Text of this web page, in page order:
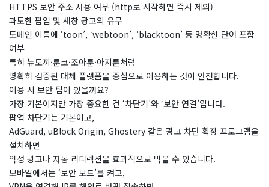
HTTPS 보안 주소 사용 여부 (http로 시작하면 즉시 제외)
과도한 팝업 및 새창 광고의 유무
도메인 이름에 ‘toon’, ‘webtoon’, ‘blacktoon’ 등 명확한 단어 포함
여부
특히 뉴토끼·툰코·조아툰·아지툰처럼
명확히 검증된 대체 플랫폼을 중심으로 이용하는 것이 안전합니다.
이용 시 보안 팁이 있을까요?
​가장 기본이지만 가장 중요한 건 ‘차단기’와 ‘보안 연결’입니다.
팝업 차단기는 기본이고,
AdGuard, uBlock Origin, Ghostery 같은 광고 차단 확장 프로그램을
설치하면
악성 광고나 자동 리디렉션을 효과적으로 막을 수 있습니다.
모바일에서는 ‘보안 모드’를 켜고,